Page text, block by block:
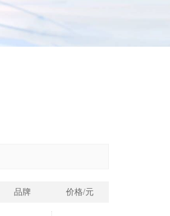
品牌 价格/元